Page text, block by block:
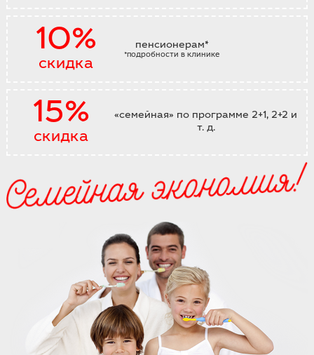
10%
скидка
пенсионерам*
*подробности в клинике
15%
скидка
«семейная» по программе 2+1, 2+2 и
т. д.